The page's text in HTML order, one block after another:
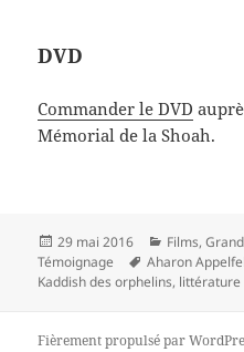
DVD
Commander le DVD
Mémorial de la Shoah.
Publié
le
29 mai 2016 Catégories
Films,
Témoignage
Mots-
clés
Aharon
Kaddish des orphelins, littérature
Fièrement propulsé par